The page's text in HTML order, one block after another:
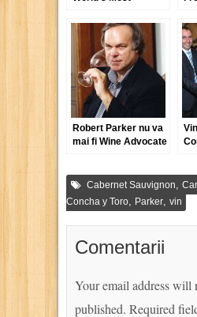
pentru al doilea an
consecutiv
Robert Parker nu va
mai fi Wine Advocate
Cabernet Sauvignon
Concha y Toro Parker vin
Comentarii
Your email address will
published. Required